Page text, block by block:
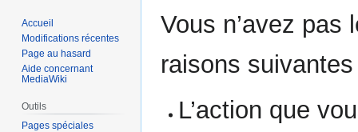
Aller
à
navigation
Aller
à
recherche
Vous n’avez pas
raisons suivantes
L’action que
Accueil
Modifications récentes
Page au hasard
Aide concernant
MediaWiki
Outils
Pages spéciales